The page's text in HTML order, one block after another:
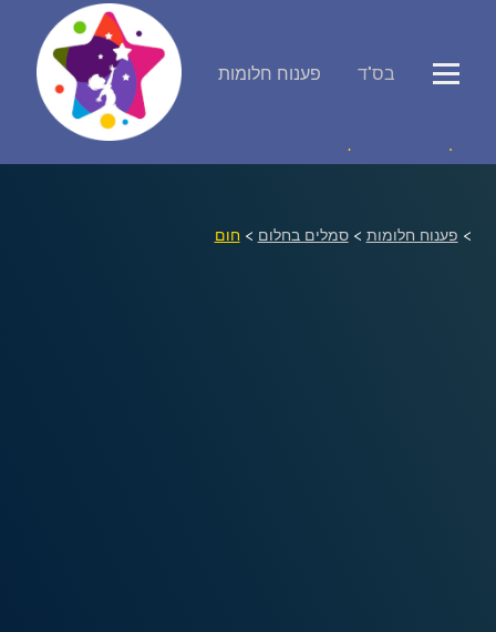
פענוח חלומות בס"ד
פירוש חלומות
> פענוח חלומות >סמלים בחלום > חום